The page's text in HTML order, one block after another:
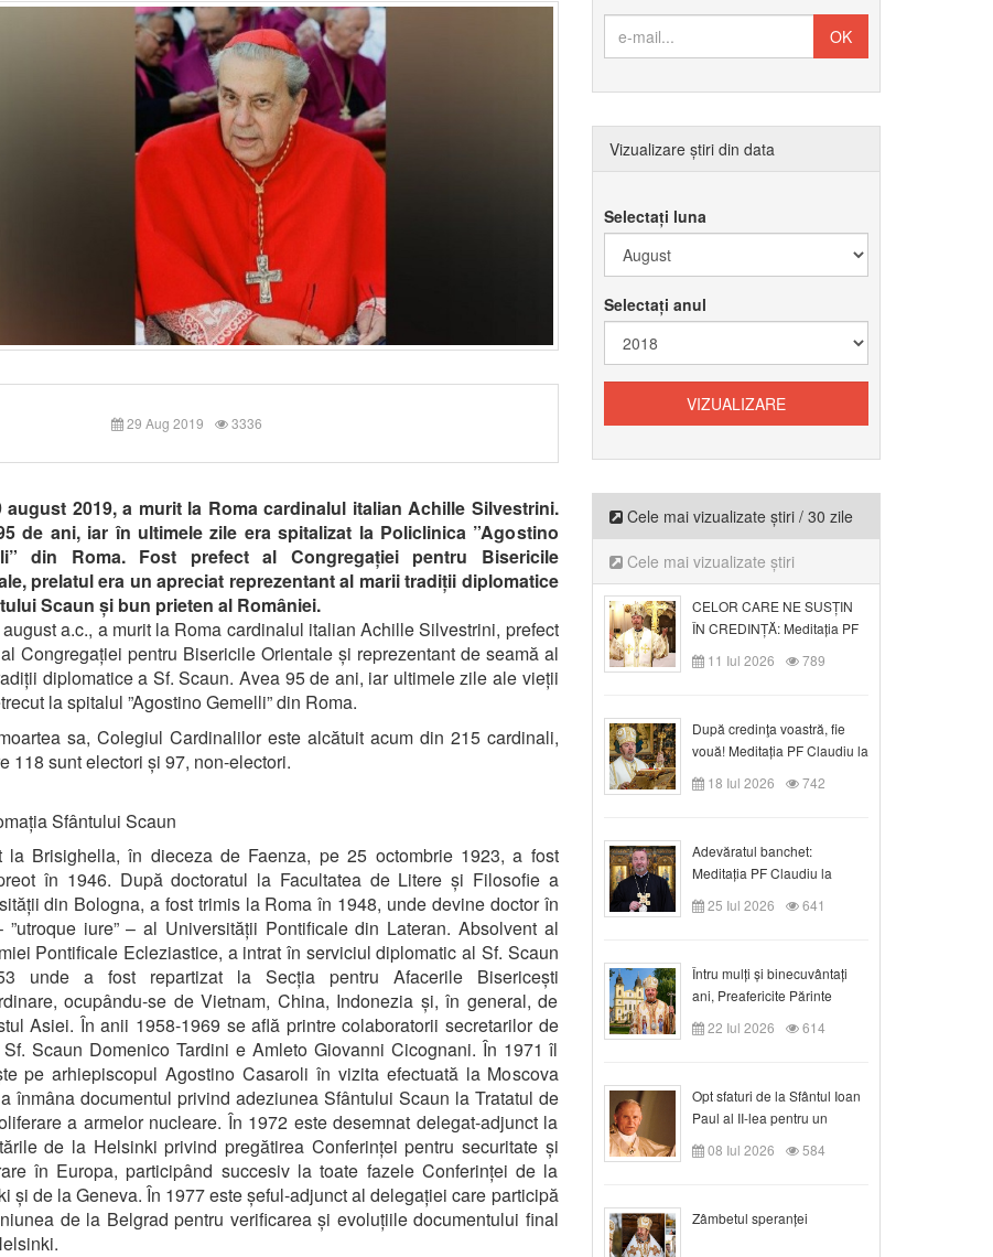
29 Aug 2019 3336
august 2019, a murit la Roma cardinalul italian Achille Silvestrini.
de ani, iar în ultimele zile era spitalizat la Policlinica ”Agostino
din Roma. Fost prefect al Congregației pentru Bisericile
prelatul era un apreciat reprezentant al marii tradiții diplomatice
Scaun și bun prieten al României.
a.c., a murit la Roma cardinalul italian Achille Silvestrini, prefect
Congregației pentru Bisericile Orientale și reprezentant de seamă al
diplomatice a Sf. Scaun. Avea 95 de ani, iar ultimele zile ale vieții
la spitalul ”Agostino Gemelli” din Roma.
sa, Colegiul Cardinalilor este alcătuit acum din 215 cardinali,
118 sunt electori și 97, non-electori.
Sfântului Scaun
la Brisighella, în dieceza de Faenza, pe 25 octombrie 1923, a fost
în 1946. După doctoratul la Facultatea de Litere și Filosofie a
din Bologna, a fost trimis la Roma în 1948, unde devine doctor în
”utroque iure” – al Universității Pontificale din Lateran. Absolvent al
Pontificale Ecleziastice, a intrat în serviciul diplomatic al Sf. Scaun
unde a fost repartizat la Secția pentru Afacerile Bisericești
ocupându-se de Vietnam, China, Indonezia și, în general, de
Asiei. În anii 1958-1969 se află printre colaboratorii secretarilor de
Scaun Domenico Tardini e Amleto Giovanni Cicognani. În 1971 îl
pe arhiepiscopul Agostino Casaroli în vizita efectuată la Moscova
înmâna documentul privind adeziunea Sfântului Scaun la Tratatul de
a armelor nucleare. În 1972 este desemnat delegat-adjunct la
de la Helsinki privind pregătirea Conferinței pentru securitate și
în Europa, participând succesiv la toate fazele Conferinței de la
și de la Geneva. În 1977 este șeful-adjunct al delegației care participă
de la Belgrad pentru verificarea și evoluțiile documentului final
Vizualizare știri din data
Selectați luna
Selectați anul
Cele mai vizualizate știri / 30 zile
Cele mai vizualizate știri
CELOR CARE NE SUSȚIN
ÎN CREDINȚĂ: Meditația PF
Claudiu la Duminica a VI-a
după Rusalii
11 Iul 2026 789
După credinţa voastră, fie
vouă! Meditația PF Claudiu la
duminica a VII-a după Rusalii
18 Iul 2026 742
Adevăratul banchet:
Meditația PF Claudiu la
Duminica a VIII-a după
Rusalii
25 Iul 2026 641
Întru mulți și binecuvântați
ani, Preafericite Părinte
Claudiu!
22 Iul 2026 614
Opt sfaturi de la Sfântul Ioan
Paul al II-lea pentru un
creștin
08 Iul 2026 584
Zâmbetul speranței